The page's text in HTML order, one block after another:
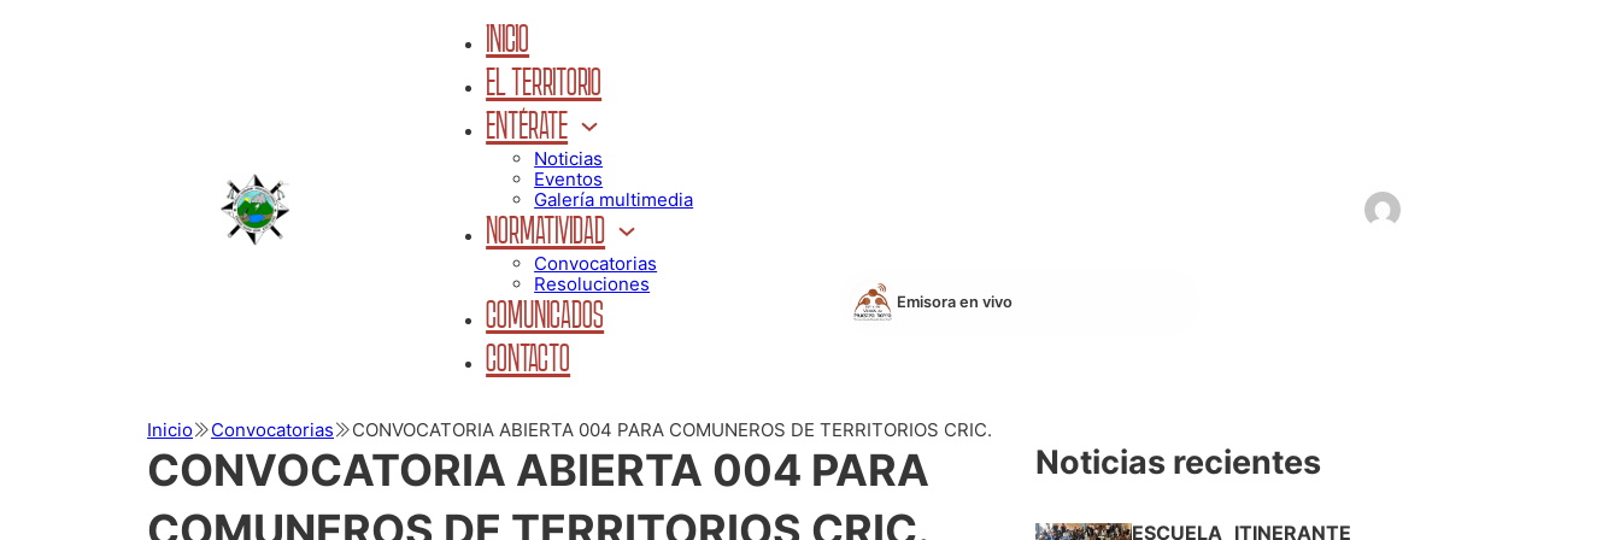
INICIO
EL TERRITORIO
ENTÉRATE
Noticias
Eventos
Galería multimedia
NORMATIVIDAD
Convocatorias
Resoluciones
COMUNICADOS
CONTACTO
Emisora en vivo
Inicio Convocatorias CONVOCATORIA ABIERTA 004 PARA COMUNEROS DE TERRITORIOS CRIC.
CONVOCATORIA ABIERTA 004 PARA
Noticias recientes
ESCUELA ITINERANTE